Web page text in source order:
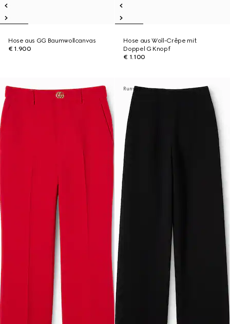
Hose aus GG Baumwollcanvas
€ 1.900
Hose aus Woll-Crêpe mit
Doppel G Knopf
€ 1.100
Runway